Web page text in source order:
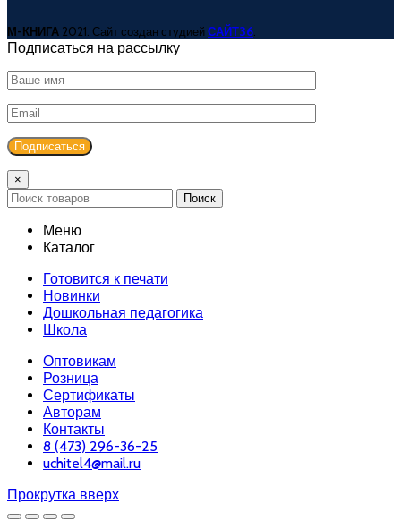
М-КНИГА 2021. Сайт создан студиейСАЙТ36
Подписаться на рассылку
×
Поиск
Меню
Каталог
Готовится к печати
Новинки
Дошкольная педагогика
Школа
Оптовикам
Розница
Сертификаты
Авторам
Контакты
8 (473) 296-36-25
uchitel4@mail.ru
Прокрутка вверх